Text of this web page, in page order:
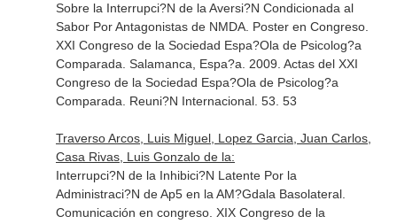
Sobre la Interrupci?N de la Aversi?N Condicionada al
Sabor Por Antagonistas de NMDA. Poster en Congreso.
XXI Congreso de la Sociedad Espa?Ola de Psicolog?a
Comparada. Salamanca, Espa?a. 2009. Actas del XXI
Congreso de la Sociedad Espa?Ola de Psicolog?a
Comparada. Reuni?N Internacional. 53. 53
Traverso Arcos, Luis Miguel, Lopez Garcia, Juan Carlos,
Casa Rivas, Luis Gonzalo de la:
Interrupci?N de la Inhibici?N Latente Por la
Administraci?N de Ap5 en la AM?Gdala Basolateral.
Comunicación en congreso. XIX Congreso de la